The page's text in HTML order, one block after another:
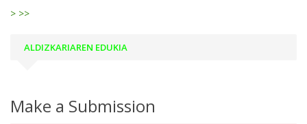
> >>
ALDIZKARIAREN EDUKIA
Make a Submission